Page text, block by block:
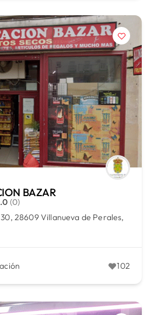
BAZAR
(0)
28609 Villanueva de Perales,
102